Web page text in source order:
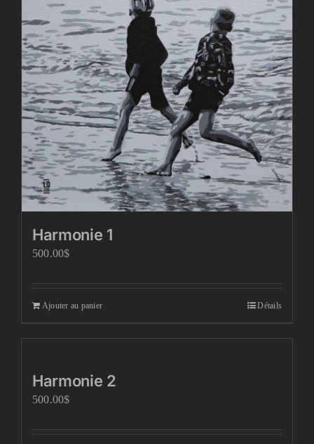
Harmonie 1
500.00$
Ajouter au panier Détails
Harmonie 2
500.00$